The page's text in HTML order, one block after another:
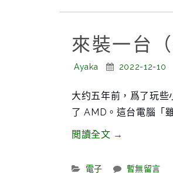
Turbo
——
次
體
驗
級
來裝一台
Posted
Ayaka
Posted
2022-12-10
大约五年前，爲了玩
了 AMD。這台電腦「
閲讀全文“來
一
→
Categories:
電子 暫無留言